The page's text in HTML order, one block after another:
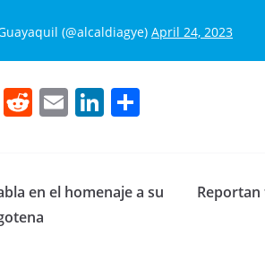
(@alcaldiagye) April 24, 2023
T
el
R
e
di
t
E
m
l
Li
n
e p
en el homenaje a su
Reportan